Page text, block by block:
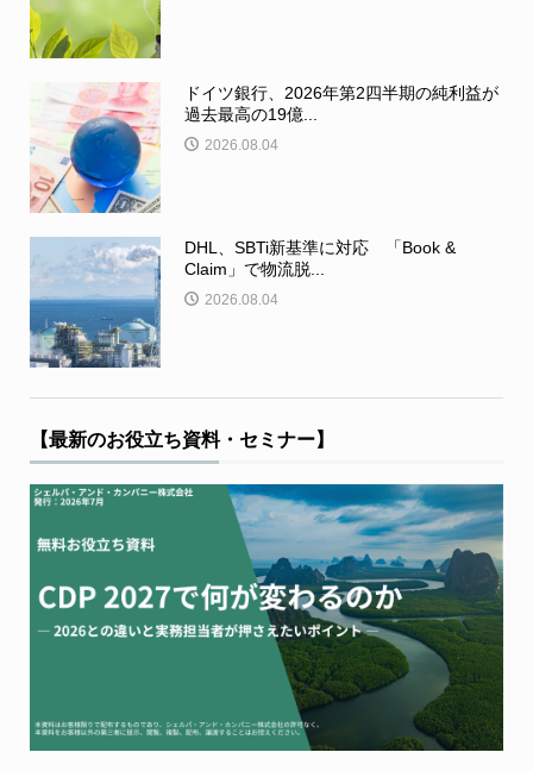
ドイツ銀行、2026年第2四半期の純利益が
過去最高の19億...
2026.08.04
DHL、SBTi新基準に対応 「Book &
Claim」で物流脱...
2026.08.04
【最新のお役立ち資料・セミナー】